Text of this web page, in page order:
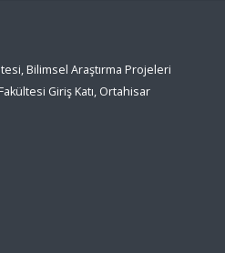
Bilimsel Araştırma Projeleri
Giriş Katı, Ortahisar